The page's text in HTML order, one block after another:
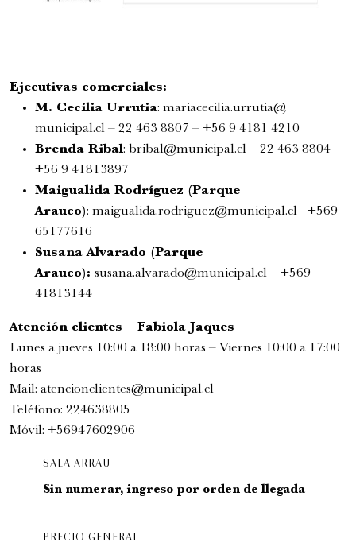
Ejecutivas comerciales:
M. Cecilia Urrutia: mariacecilia.urrutia@
municipal.cl – 22 463 8807 – +56 9 4181 4210
Brenda Ribal: bribal@municipal.cl – 22 463 8804 –
+56 9 41813897
Maigualida Rodríguez (Parque
Arauco): maigualida.rodriguez@municipal.cl– +569
65177616
Susana Alvarado (Parque
Arauco): susana.alvarado@municipal.cl – +569
41813144
Atención clientes – Fabiola Jaques
Lunes a jueves 10:00 a 18:00 horas – Viernes 10:00 a 17:00
horas
Mail: atencionclientes@municipal.cl
Teléfono: 224638805
Móvil: +56947602906
SALA ARRAU
Sin numerar, ingreso por orden de llegada
PRECIO GENERAL